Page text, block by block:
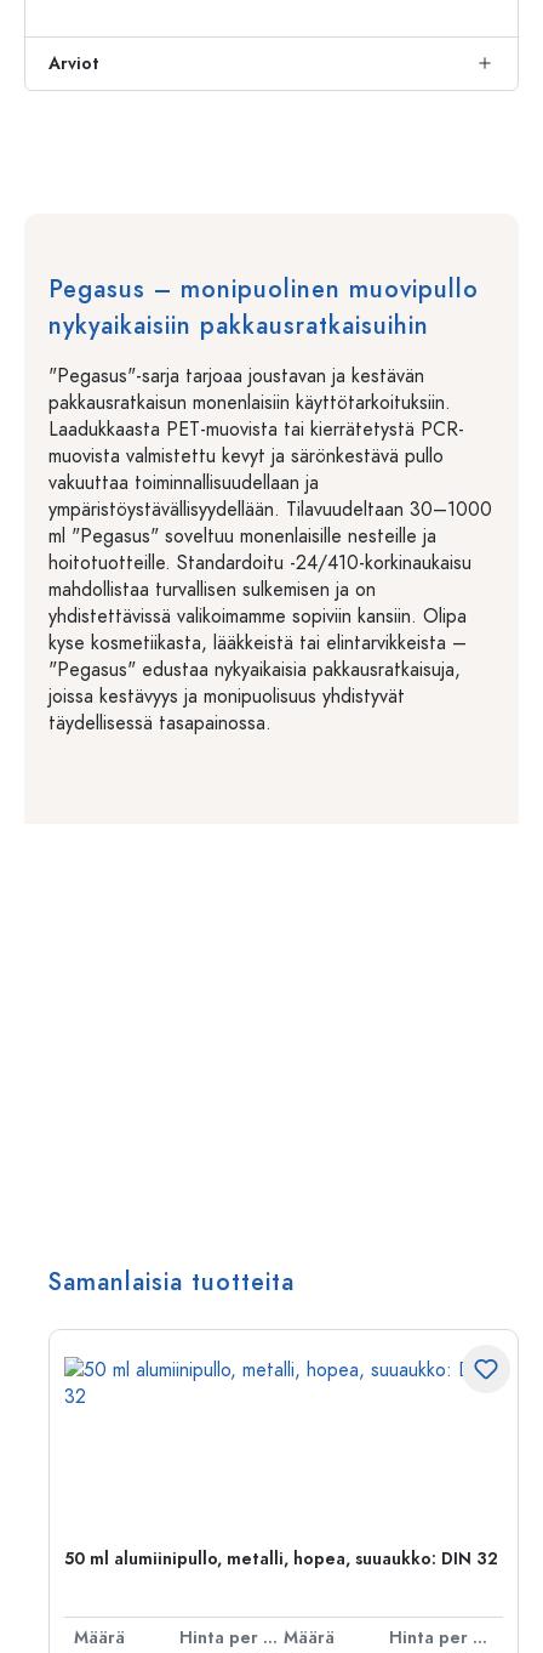
Arviot
Pegasus – monipuolinen muovipullo
nykyaikaisiin pakkausratkaisuihin
"Pegasus"-sarja tarjoaa joustavan ja kestävän
pakkausratkaisun monenlaisiin käyttötarkoituksiin.
Laadukkaasta PET-muovista tai kierrätetystä PCR-
muovista valmistettu kevyt ja särönkestävä pullo
vakuuttaa toiminnallisuudellaan ja
ympäristöystävällisyydellään. Tilavuudeltaan 30–1000
ml "Pegasus" soveltuu monenlaisille nesteille ja
hoitotuotteille. Standardoitu -24/410-korkinaukaisu
mahdollistaa turvallisen sulkemisen ja on
yhdistettävissä valikoimamme sopiviin kansiin. Olipa
kyse kosmetiikasta, lääkkeistä tai elintarvikkeista –
"Pegasus" edustaa nykyaikaisia pakkausratkaisuja,
joissa kestävyys ja monipuolisuus yhdistyvät
täydellisessä tasapainossa.
Samanlaisia tuotteita
50 ml alumiinipullo, metalli, hopea, suuaukko: DIN 32
Määrä Hinta per kpl Määrä
Hinta per kpl